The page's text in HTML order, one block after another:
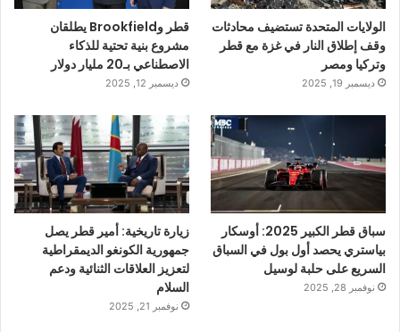
الولايات المتحدة تستضيف محادثات
وقف إطلاق النار في غزة مع قطر
وتركيا ومصر
ديسمبر 19, 2025
قطر وBrookfield يطلقان
مشروع بنية تحتية للذكاء
الاصطناعي بـ20 مليار دولار
ديسمبر 12, 2025
سباق قطر الكبير 2025: أوسكار
بياستري يحصد أول بول في السباق
السريع على حلبة لوسيل
نوفمبر 28, 2025
زيارة تاريخية: أمير قطر يصل
جمهورية الكونغو الديمقراطية
لتعزيز العلاقات الثنائية ودعم
السلام
نوفمبر 21, 2025